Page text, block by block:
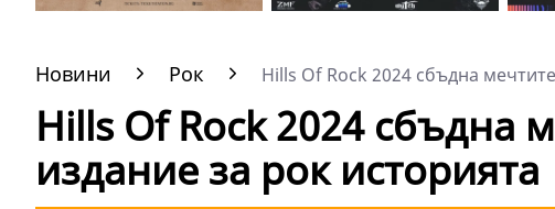
Новини Рок Hills Of Rock 2024 сбъдна
Hills Of Rock 2024 сбъдна
издание за рок историята